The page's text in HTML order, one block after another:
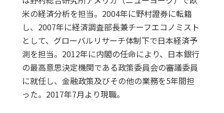
米の経済分析を担当。2004年に野村證券に転籍
し、2007年に経済調査部長兼チーフエコノミスト
として、グローバルリサーチ体制下で日本経済予
測を担当。2012年に内閣の任命により、日本銀行
の最高意思決定機関である政策委員会の審議委員
に就任し、金融政策及びその他の業務を5年間担
った。2017年7月より現職。